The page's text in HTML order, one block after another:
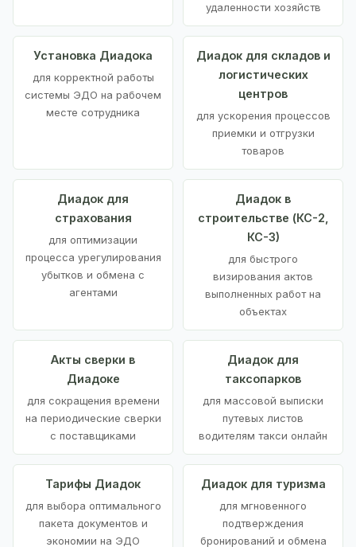
удаленности хозяйств
Установка Диадока
для корректной работы
системы ЭДО на рабочем
месте сотрудника
Диадок для складов и
логистических
центров
для ускорения процессов
приемки и отгрузки
товаров
Диадок для
страхования
для оптимизации
процесса урегулирования
убытков и обмена с
агентами
Диадок в
строительстве (КС-2,
КС-3)
для быстрого
визирования актов
выполненных работ на
объектах
Акты сверки в
Диадоке
для сокращения времени
на периодические сверки
с поставщиками
Диадок для
таксопарков
для массовой выписки
путевых листов
водителям такси онлайн
Тарифы Диадок
для выбора оптимального
пакета документов и
экономии на ЭДО
Диадок для туризма
для мгновенного
подтверждения
бронирований и обмена